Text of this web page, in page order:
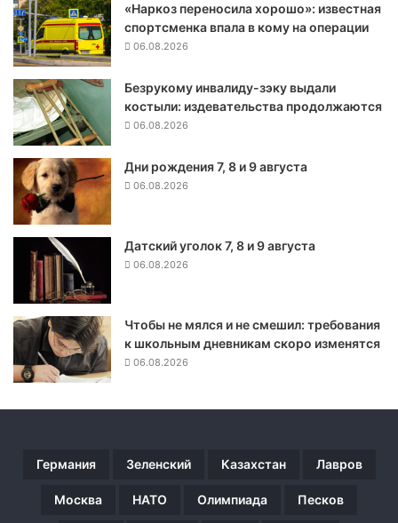
т
в
о
л
н
а
и
ш
ч
ы
о
л
е
в
«Наркоз переносила хорошо»: известная
спортсменка впала в кому на операции
06.08.2026
Безрукому инвалиду-зэку выдали
костыли: издевательства продолжаются
06.08.2026
Дни рождения 7, 8 и 9 августа
06.08.2026
Датский уголок 7, 8 и 9 августа
06.08.2026
Чтобы не мялся и не смешил: требования
к школьным дневникам скоро изменятся
06.08.2026
Германия Зеленский Казахстан Лавров
Москва НАТО Олимпиада Песков